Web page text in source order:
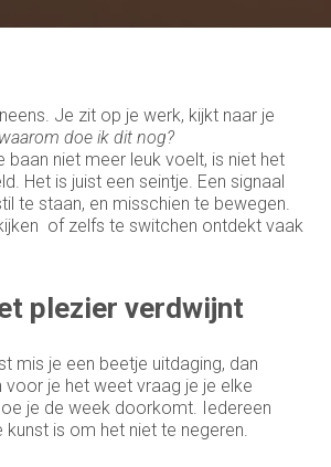
Je zit op je werk, kijkt naar je
waarom doe ik dit nog?
baan niet meer leuk voelt, is niet het
Het is juist een seintje. Een signaal
te staan, en misschien te bewegen.
of zelfs te switchen ontdekt vaak
plezier verdwijnt
mis je een beetje uitdaging, dan
voor je het weet vraag je je elke
je de week doorkomt. Iedereen
kunst is om het niet te negeren.